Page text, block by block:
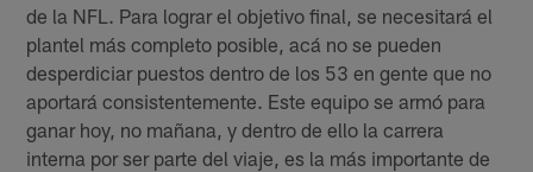
de la NFL. Para lograr el objetivo final, se necesitará el
plantel más completo posible, acá no se pueden
desperdiciar puestos dentro de los 53 en gente que no
aportará consistentemente. Este equipo se armó para
ganar hoy, no mañana, y dentro de ello la carrera
interna por ser parte del viaje, es la más importante de